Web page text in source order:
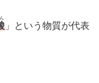
」という物質が代表